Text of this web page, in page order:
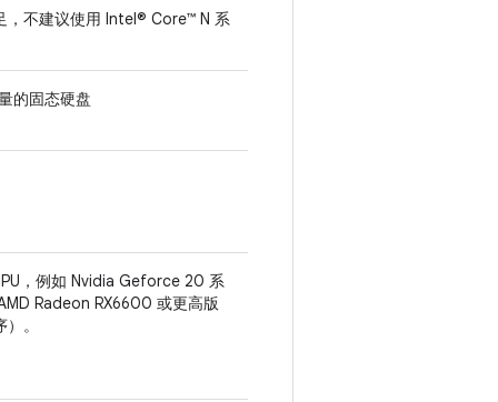
，不建议使用 Intel® Core™ N 系
的固态硬盘
，例如 Nvidia Geforce 20 系
Radeon RX6600 或更高版
。